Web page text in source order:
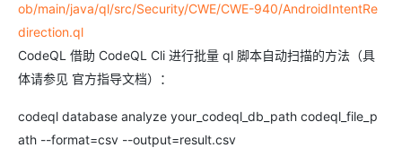
ob/main/java/ql/src/Security/CWE/CWE-940/AndroidIntentRe
direction.ql
CodeQL 借助 CodeQL Cli 进行批量 ql 脚本自动扫描的方法（具
体请参见 官方指导文档）：
codeql database analyze your_codeql_db_path codeql_file_p
ath --format=csv --output=result.csv